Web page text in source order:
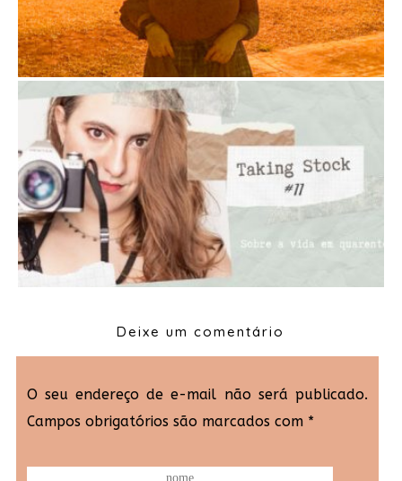
Deixe um comentário
O seu endereço de e-mail não será publicado.
Campos obrigatórios são marcados com *